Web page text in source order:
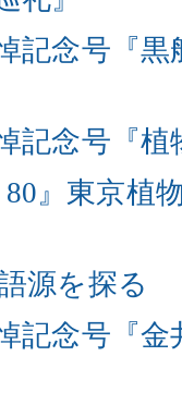
記念号『
記念号『
』東京植
源を探る
記念号『